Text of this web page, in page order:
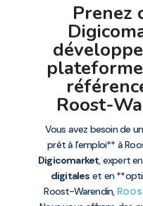
Prenez
Roost-
Vous avez besoin de
prêt à l’emploi** à
Digicomarket, expert en
digitales et en
Roost-Warendin,